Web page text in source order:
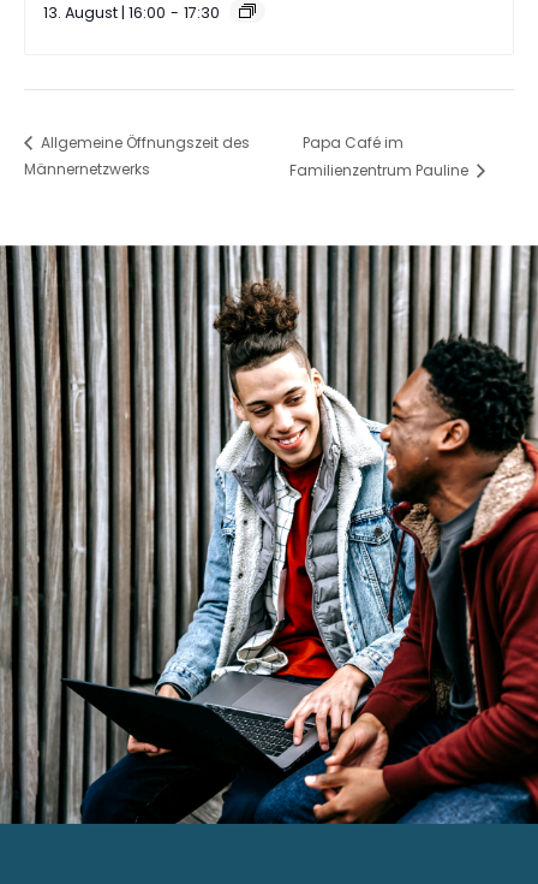
13. August | 16:00 - 17:30
Allgemeine Öffnungszeit des
Männernetzwerks
Papa Café im
Familienzentrum Pauline